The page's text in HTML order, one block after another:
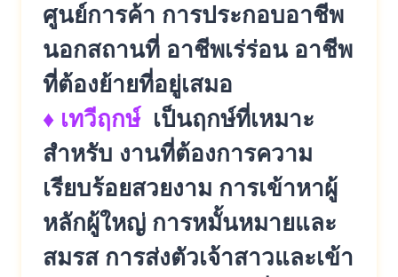
ศูนย์การค้า การประกอบอาชีพ
นอกสถานที่ อาชีพเร่ร่อน อาชีพ
ที่ต้องย้ายที่อยู่เสมอ
♦ เทวีฤกษ์ เป็นฤกษ์ที่เหมาะ
สำหรับ งานที่ต้องการความ
เรียบร้อยสวยงาม การเข้าหาผู้
หลักผู้ใหญ่ การหมั้นหมายและ
สมรส การส่งตัวเจ้าสาวและเข้า